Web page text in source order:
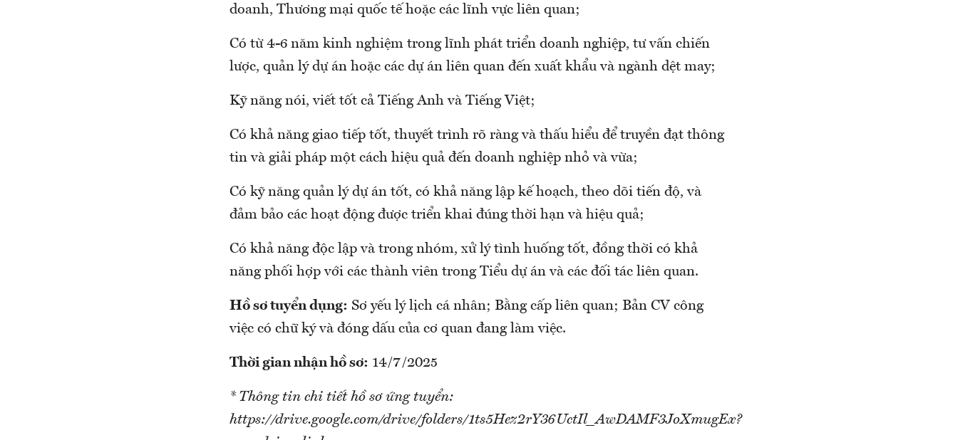
doanh, Thương mại quốc tế hoặc các lĩnh vực liên quan;
Có từ 4-6 năm kinh nghiệm trong lĩnh phát triển doanh nghiệp, tư vấn chiến
lược, quản lý dự án hoặc các dự án liên quan đến xuất khẩu và ngành dệt may;
Kỹ năng nói, viết tốt cả Tiếng Anh và Tiếng Việt;
Có khả năng giao tiếp tốt, thuyết trình rõ ràng và thấu hiểu để truyền đạt thông
tin và giải pháp một cách hiệu quả đến doanh nghiệp nhỏ và vừa;
Có kỹ năng quản lý dự án tốt, có khả năng lập kế hoạch, theo dõi tiến độ, và
đảm bảo các hoạt động được triển khai đúng thời hạn và hiệu quả;
Có khả năng độc lập và trong nhóm, xử lý tình huống tốt, đồng thời có khả
năng phối hợp với các thành viên trong Tiểu dự án và các đối tác liên quan.
Hồ sơ tuyển dụng: Sơ yếu lý lịch cá nhân; Bằng cấp liên quan; Bản CV công
việc có chữ ký và đóng dấu của cơ quan đang làm việc.
Thời gian nhận hồ sơ: 14/7/2025
* Thông tin chi tiết hồ sơ ứng tuyển:
https://drive.google.com/drive/folders/1ts5Hez2rY36UctIl_AwDAMF3JoXmugEx?